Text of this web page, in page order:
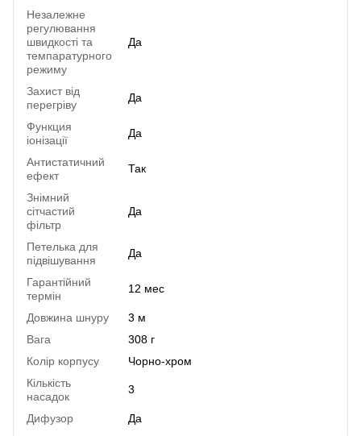
Незалежне
регулювання
швидкості та
темпаратурного
режиму
Да
Захист від
перегріву
Да
Функция
іонізації
Да
Антистатичний
ефект
Так
Знімний
сітчастий
фільтр
Да
Петелька для
підвішування
Да
Гарантійний
термін
12 мес
Довжина шнуру
3 м
Вага
308 г
Колір корпусу
Чорно-хром
Кількість
насадок
3
Дифузор Да